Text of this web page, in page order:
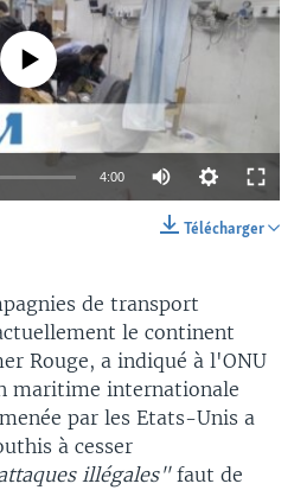
currently available
4:00
Télécharger
de transport
le continent
Rouge, a indiqué à l'ONU
maritime internationale
par les Etats-Unis a
à cesser
illégales"faut de